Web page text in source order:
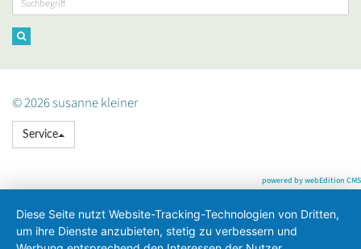
© 2026 susanne kleiner
Service
powered by webEdition CMS
Diese Seite nutzt Website-Tracking-Technologien von Dritten,
um ihre Dienste anzubieten, stetig zu verbessern und